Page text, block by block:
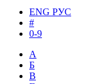
ENG РУС
#
0-9
А
Б
В